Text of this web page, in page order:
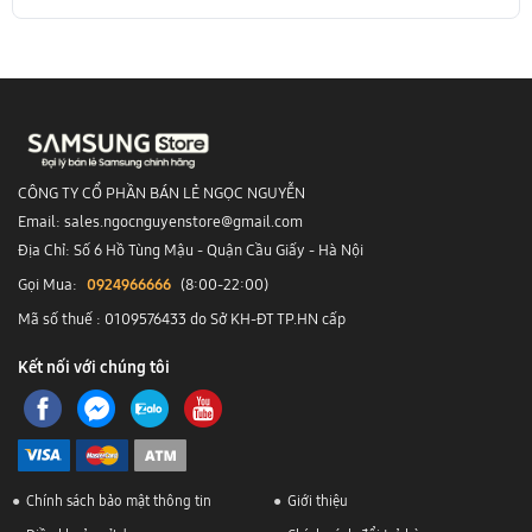
CÔNG TY CỔ PHẦN BÁN LẺ NGỌC NGUYỄN
Email: sales.ngocnguyenstore@gmail.com
Địa Chỉ: Số 6 Hồ Tùng Mậu - Quận Cầu Giấy - Hà Nội
Gọi Mua: 0924966666 (8:00-22:00)
Mã số thuế : 0109576433 do Sở KH-ĐT TP.HN cấp
Kết nối với chúng tôi
Chính sách bảo mật thông tin
Giới thiệu